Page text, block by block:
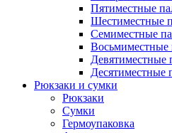
Пятиместные
Шестиместные
Семиместные
Восьмиместные
Девятиместные
Десятиместные
Рюкзаки и сумки
Рюкзаки
Сумки
Гермоупаковка